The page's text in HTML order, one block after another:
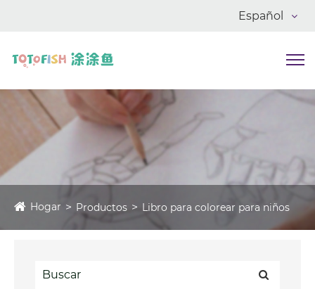
Español
Hogar Productos Libro para colorear para niños